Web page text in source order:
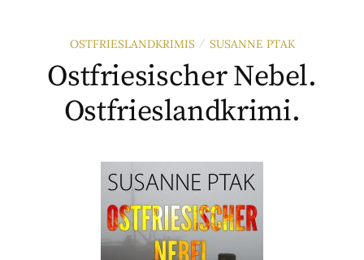
OSTFRIESLANDKRIMIS / SUSANNE PTAK
Ostfriesischer Nebel.
Ostfrieslandkrimi.